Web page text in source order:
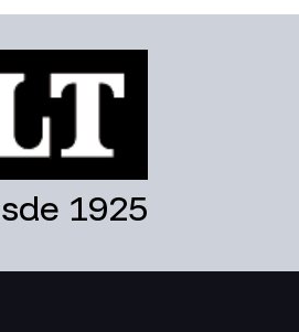
1925